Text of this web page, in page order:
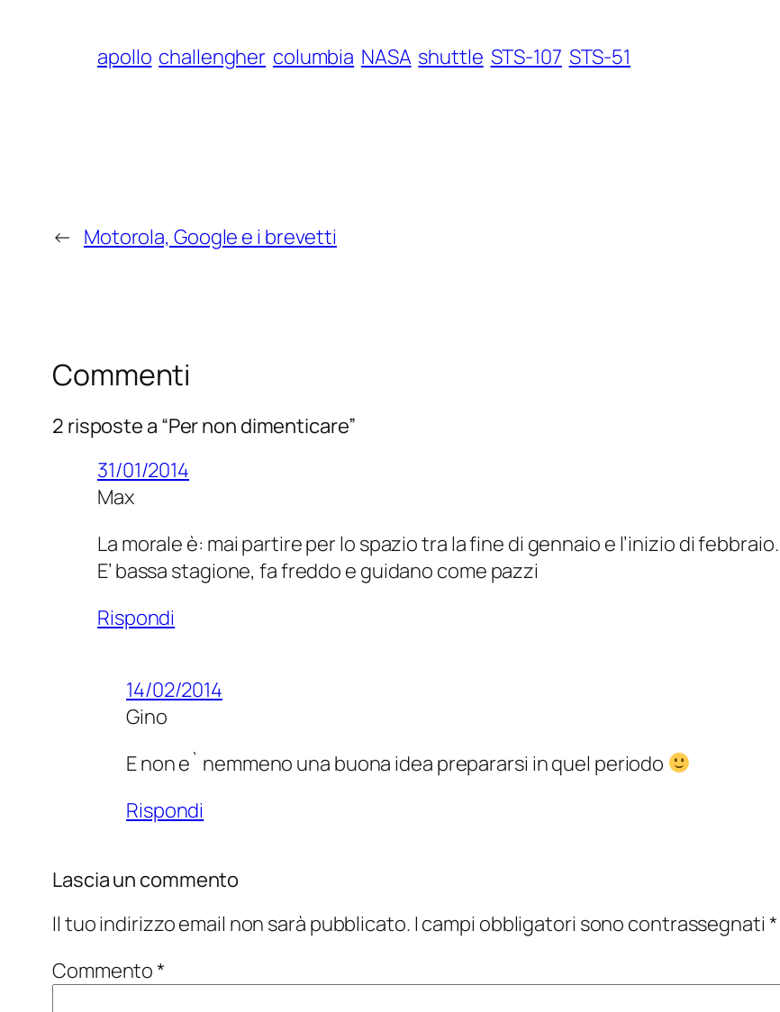
apollo challengher columbia NASA shuttle STS-107 STS-51
← Motorola, Google e i brevetti
Commenti
2 risposte a “Per non dimenticare”
31/01/2014
Max
La morale è: mai partire per lo spazio tra la fine di gennaio e l’inizio di febbraio.
E’ bassa stagione, fa freddo e guidano come pazzi
Rispondi
14/02/2014
Gino
E non e` nemmeno una buona idea prepararsi in quel periodo
Rispondi
Lascia un commento
Il tuo indirizzo email non sarà pubblicato. I campi obbligatori sono contrassegnati *
Commento*